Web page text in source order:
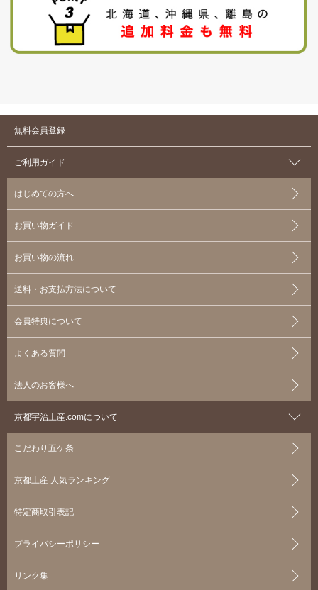
無料会員登録
ご利用ガイド
はじめての方へ
お買い物ガイド
お買い物の流れ
送料・お支払方法について
会員特典について
よくある質問
法人のお客様へ
京都宇治土産.comについて
こだわり五ケ条
京都土産 人気ランキング
特定商取引表記
プライバシーポリシー
リンク集